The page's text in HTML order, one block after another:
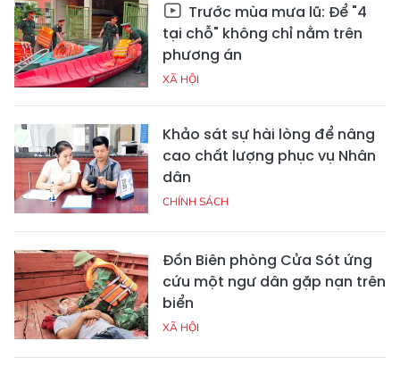
Trước mùa mưa lũ: Để "4
tại chỗ" không chỉ nằm trên
phương án
XÃ HỘI
Khảo sát sự hài lòng để nâng
cao chất lượng phục vụ Nhân
dân
CHÍNH SÁCH
Đồn Biên phòng Cửa Sót ứng
cứu một ngư dân gặp nạn trên
biển
XÃ HỘI